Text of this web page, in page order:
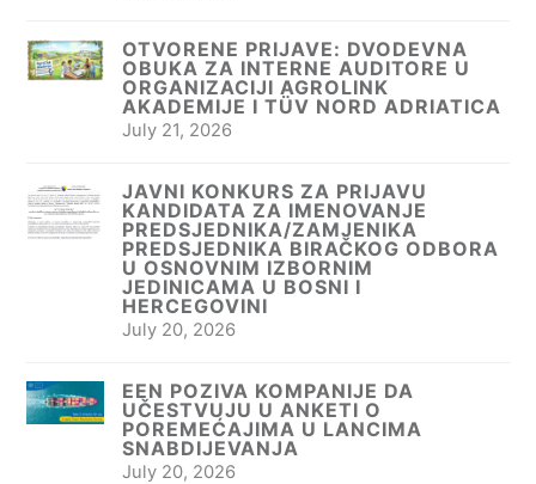
OTVORENE PRIJAVE: DVODEVNA
OBUKA ZA INTERNE AUDITORE U
ORGANIZACIJI AGROLINK
AKADEMIJE I TÜV NORD ADRIATICA
July 21, 2026
JAVNI KONKURS ZA PRIJAVU
KANDIDATA ZA IMENOVANJE
PREDSJEDNIKA/ZAMJENIKA
PREDSJEDNIKA BIRAČKOG ODBORA
U OSNOVNIM IZBORNIM
JEDINICAMA U BOSNI I
HERCEGOVINI
July 20, 2026
EEN POZIVA KOMPANIJE DA
UČESTVUJU U ANKETI O
POREMEĆAJIMA U LANCIMA
SNABDIJEVANJA
July 20, 2026